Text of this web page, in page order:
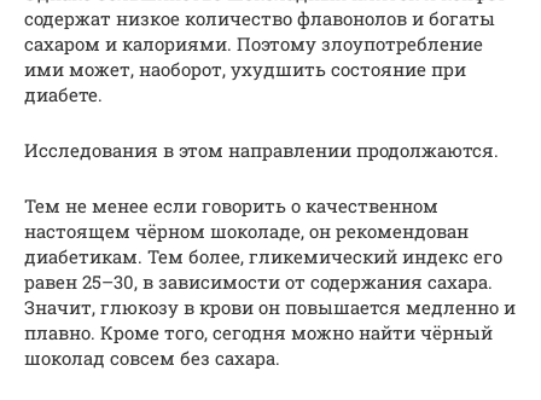
содержат низкое количество флавонолов и богаты
сахаром и калориями. Поэтому злоупотребление
ими может, наоборот, ухудшить состояние при
диабете.
Исследования в этом направлении продолжаются.
Тем не менее если говорить о качественном
настоящем чёрном шоколаде, он рекомендован
диабетикам. Тем более, гликемический индекс его
равен 25–30, в зависимости от содержания сахара.
Значит, глюкозу в крови он повышается медленно и
плавно. Кроме того, сегодня можно найти чёрный
шоколад совсем без сахара.